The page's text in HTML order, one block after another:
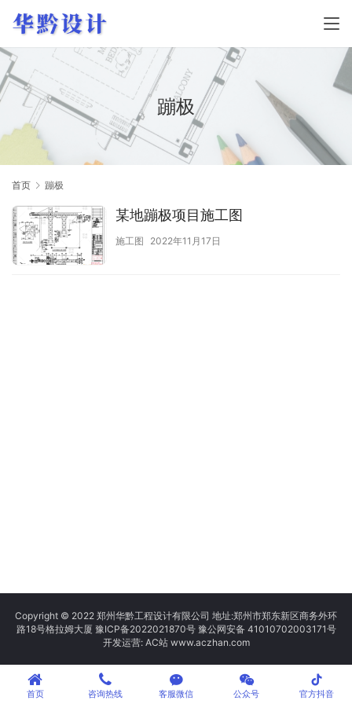
蹦极
首页 蹦极
某地蹦极项目施工图
施工图 2022年11月17日
Copyright © 2022 郑州华黔工程设计有限公司 地址:郑州市郑东新区商务外环
路18号格拉姆大厦 豫ICP备2022021870号 豫公网安备 41010702003171号
开发运营: AC站 www.aczhan.com
首页 咨询热线 客服微信 公众号
tiktok
官方抖音